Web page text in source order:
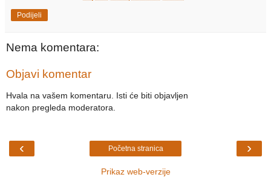
Podijeli
Nema komentara:
Objavi komentar
Hvala na vašem komentaru. Isti će biti objavljen
nakon pregleda moderatora.
‹ ›
Početna stranica
Prikaz web-verzije